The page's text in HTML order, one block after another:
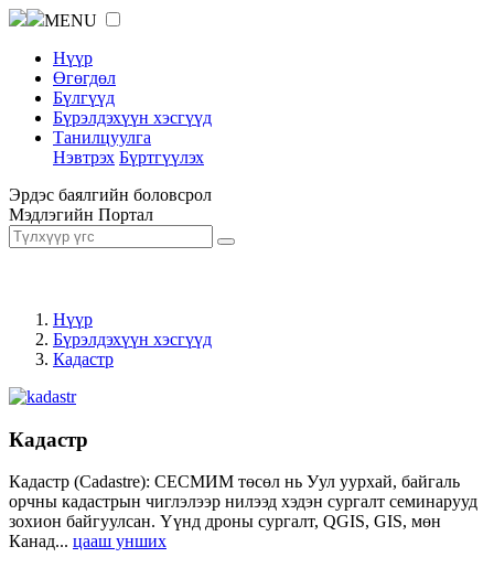
MENU
Нүүр
Өгөгдөл
Бүлгүүд
Бүрэлдэхүүн хэсгүүд
Танилцуулга
Нэвтрэх Бүртгүүлэх
Эрдэс баялгийн боловсрол
Мэдлэгийн Портал
Нүүр
Бүрэлдэхүүн хэсгүүд
Кадастр
Кадастр
Кадастр (Cadastre): СЕСМИМ төсөл нь Уул уурхай, байгаль
орчны кадастрын чиглэлээр нилээд хэдэн сургалт семинарууд
зохион байгуулсан. Үүнд дроны сургалт, QGIS, GIS, мөн
Канад... цааш унших